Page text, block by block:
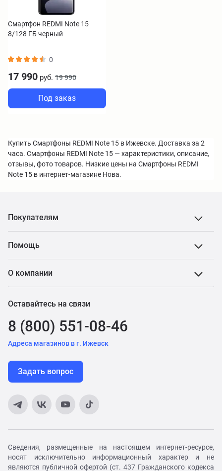
Смартфон REDMI Note 15
8/128 ГБ черный
0
17 990 руб. 19 990
Под заказ
Купить Смартфоны REDMI Note 15 в Ижевске. Доставка за 2
часа. Смартфоны REDMI Note 15 — характеристики, описание,
отзывы, фото товаров. Низкие цены на Смартфоны REDMI
Note 15 в интернет-магазине Нова.
Покупателям
Помощь
О компании
Оставайтесь на связи
8 (800) 551-08-46
Адреса магазинов в г. Ижевск
Задать вопрос
Сведения, размещенные на настоящем интернет-ресурсе,
носят исключительно информационный характер и не
являются публичной офертой (ст. 437 Гражданского кодекса